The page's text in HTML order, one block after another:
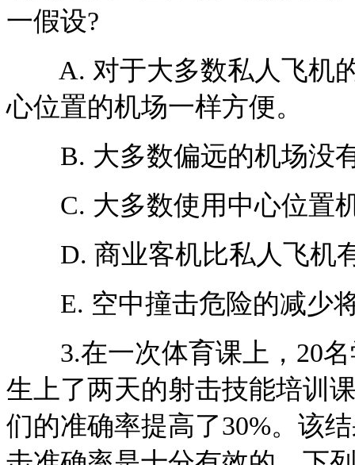
一假设?
A. 对于大多数私人飞机的
心位置的机场一样方便。
B. 大多数偏远的机场没有
C. 大多数使用中心位置
D. 商业客机比私人飞机
E. 空中撞击危险的减少将
3.在一次体育课上，20名
生上了两天的射击技能培训
们的准确率提高了30%。该